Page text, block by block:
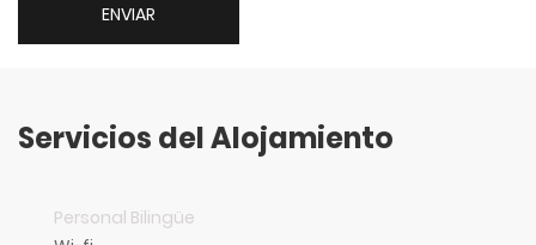
ENVIAR
Servicios del Alojamiento
Personal Bilingüe